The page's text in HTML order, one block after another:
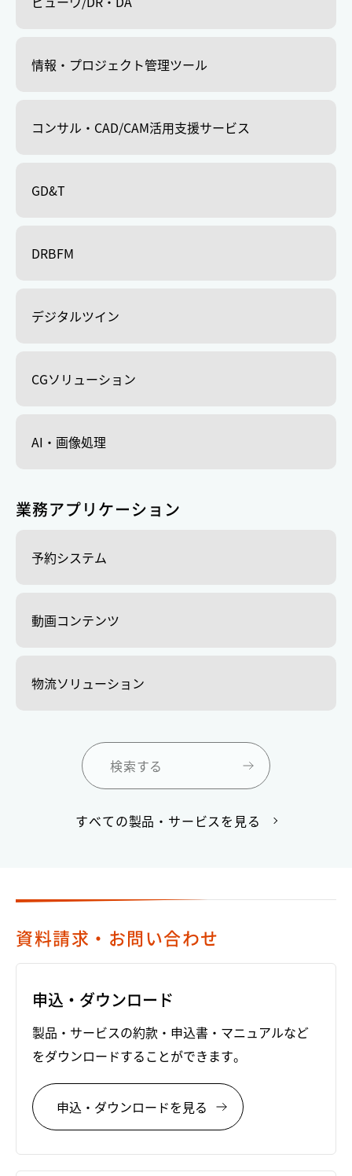
情報・プロジェクト管理ツール
コンサル・CAD/CAM活用支援サービス
GD&T
DRBFM
デジタルツイン
CGソリューション
AI・画像処理
業務アプリケーション
予約システム
動画コンテンツ
物流ソリューション
検索する
すべての製品・サービスを見る
資料請求・お問い合わせ
申込・ダウンロード
製品・サービスの約款・申込書・マニュアルなど
をダウンロードすることができます。
申込・ダウンロードを見る